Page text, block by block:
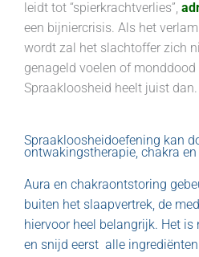
leidt tot “spierkrachtverlies”,
een bijniercrisis. Als het
wordt zal het slachtoffer zich
genageld voelen of
Spraakloosheid heelt juist dan.
Spraakloosheidoefening kan
ontwakingstherapie, chakra
Aura en chakraontstoring
buiten het slaapvertrek, de
hiervoor heel belangrijk. Het is
en snijd eerst alle